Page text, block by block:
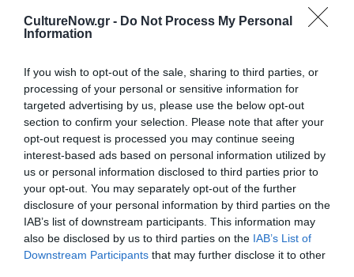
CultureNow.gr - Do Not Process My Personal
Information
If you wish to opt-out of the sale, sharing to third parties, or
processing of your personal or sensitive information for
targeted advertising by us, please use the below opt-out
section to confirm your selection. Please note that after your
opt-out request is processed you may continue seeing
interest-based ads based on personal information utilized by
us or personal information disclosed to third parties prior to
your opt-out. You may separately opt-out of the further
disclosure of your personal information by third parties on the
IAB’s list of downstream participants. This information may
also be disclosed by us to third parties on the IAB’s List of
Downstream Participants that may further disclose it to other
C. N.: Βγήκαμε στις αγορές και η κυβέρνηση
Ν. Λ.:Όχι, χωρίς να θέλω να ενοχοποίησω την
ικανότητα κάποιου να ενθουσιάζεται. Στη συγκεκριμένη
περίπτωση, ο ενθουσιαζόμενος είναι ο επίσημος
αντιπρόσωπός μου και παρά τον τίτλο του, νιώθω ότι
πανηγυρίζει σαν παιδάκι που πέρασε τη δοκιμασία για
να γίνει αποδεκτό ως μέλος της κουλ ομάδας του
σχολείου, κάνοντας πέρα σε αυτή του την προσπάθεια
τις ιδιαιτερότητες του χαρακτήρα του, το προσωπικό
του στυλ, τις επιθυμίες του, τις ανάγκες του, τους